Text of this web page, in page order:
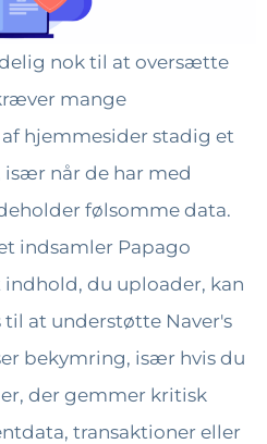
nok til at oversætte
mange
hjemmesider stadig et
når de har med
følsomme data.
indsamler Papago
du uploader, kan
at understøtte Naver's
bekymring, især hvis du
der gemmer kritisk
transaktioner eller